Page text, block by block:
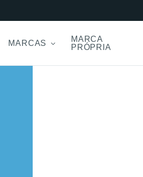
MARCAS
MARCA
PRÓPRIA